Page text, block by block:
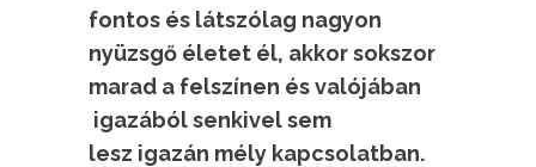
fontos és látszólag nagyon
nyüzsgő életet él, akkor sokszor
marad a felszínen és valójában
igazából senkivel sem
lesz igazán mély kapcsolatban.